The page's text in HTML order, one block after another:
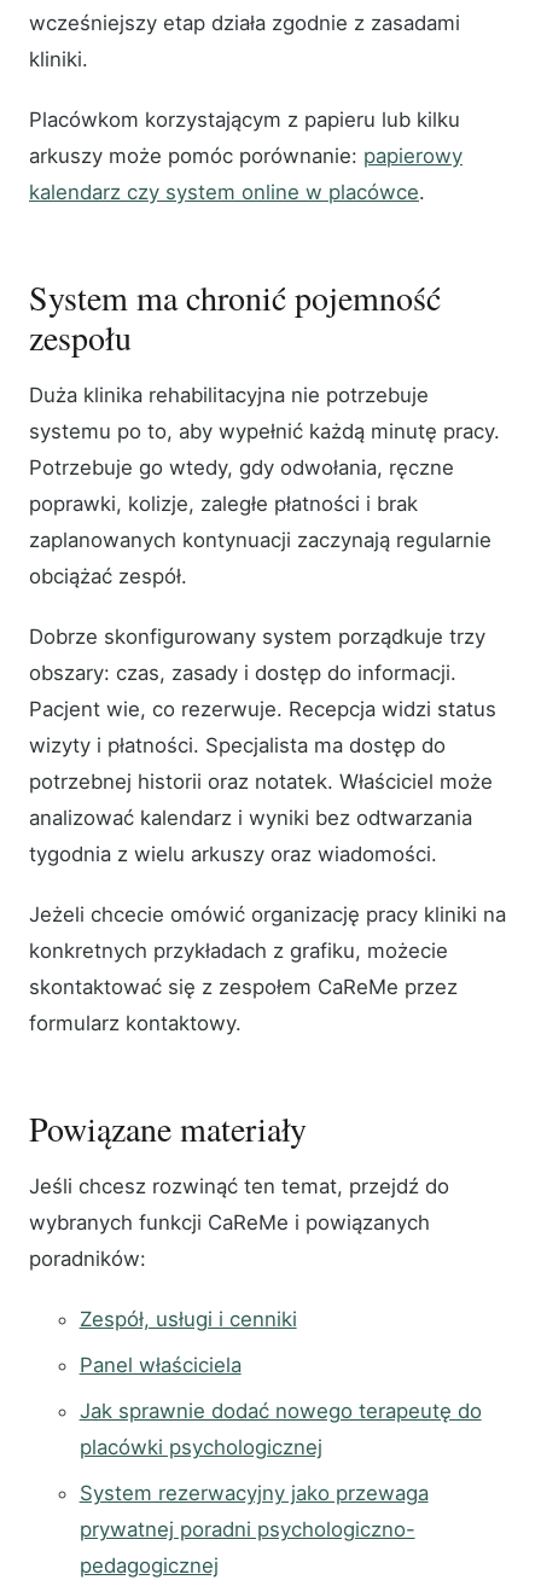
wcześniejszy etap działa zgodnie z zasadami
kliniki.
Placówkom korzystającym z papieru lub kilku
arkuszy może pomóc porównanie: papierowy
kalendarz czy system online w placówce.
System ma chronić pojemność
zespołu
Duża klinika rehabilitacyjna nie potrzebuje
systemu po to, aby wypełnić każdą minutę pracy.
Potrzebuje go wtedy, gdy odwołania, ręczne
poprawki, kolizje, zaległe płatności i brak
zaplanowanych kontynuacji zaczynają regularnie
obciążać zespół.
Dobrze skonfigurowany system porządkuje trzy
obszary: czas, zasady i dostęp do informacji.
Pacjent wie, co rezerwuje. Recepcja widzi status
wizyty i płatności. Specjalista ma dostęp do
potrzebnej historii oraz notatek. Właściciel może
analizować kalendarz i wyniki bez odtwarzania
tygodnia z wielu arkuszy oraz wiadomości.
Jeżeli chcecie omówić organizację pracy kliniki na
konkretnych przykładach z grafiku, możecie
skontaktować się z zespołem CaReMe przez
formularz kontaktowy.
Powiązane materiały
Jeśli chcesz rozwinąć ten temat, przejdź do
wybranych funkcji CaReMe i powiązanych
poradników:
Zespół, usługi i cenniki
Panel właściciela
Jak sprawnie dodać nowego terapeutę do
placówki psychologicznej
System rezerwacyjny jako przewaga
prywatnej poradni psychologiczno-
pedagogicznej